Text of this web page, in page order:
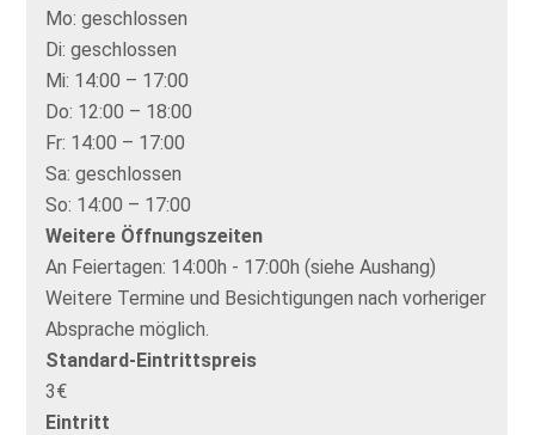
Mo: geschlossen
Di: geschlossen
Mi: 14:00 – 17:00
Do: 12:00 – 18:00
Fr: 14:00 – 17:00
Sa: geschlossen
So: 14:00 – 17:00
Weitere Öffnungszeiten
An Feiertagen: 14:00h - 17:00h (siehe Aushang)
Weitere Termine und Besichtigungen nach vorheriger
Absprache möglich.
Standard-Eintrittspreis
3€
Eintritt